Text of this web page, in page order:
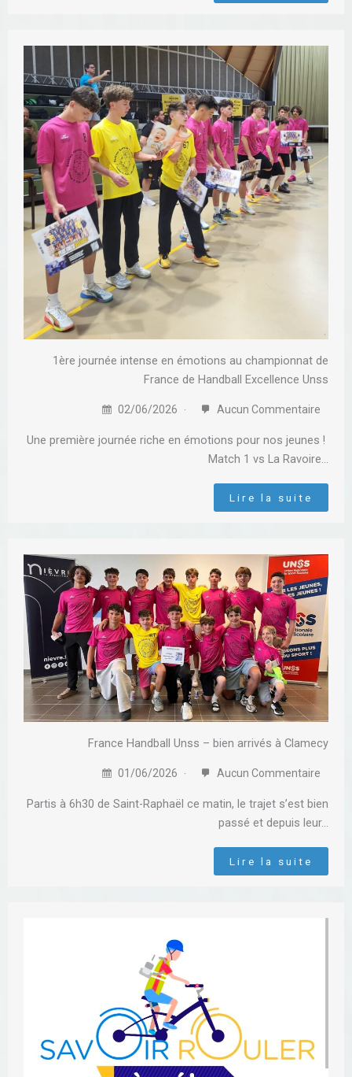
1ère journée intense en émotions au championnat de
France de Handball Excellence Unss
02/06/2026 Aucun Commentaire
​Une première journée riche en émotions pour nos jeunes ! ​
Match 1 vs La Ravoire…
Lire la suite
France Handball Unss – bien arrivés à Clamecy
01/06/2026 Aucun Commentaire
Partis à 6h30 de Saint-Raphaël ce matin, le trajet s’est bien
passé et depuis leur…
Lire la suite